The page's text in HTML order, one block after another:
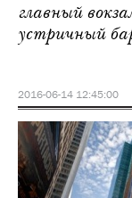
главный
устричный
2016-06-14 12:45:00